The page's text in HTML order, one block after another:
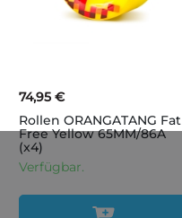
74,95 €
Rollen ORANGATANG Fat
Free Yellow 65MM/86A
(x4)
Verfügbar.